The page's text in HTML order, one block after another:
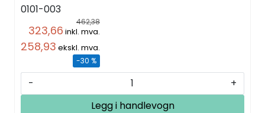
0101-003
462,38
323,66 inkl. mva.
258,93 ekskl. mva.
-30 %
-
+
Legg i handlevogn